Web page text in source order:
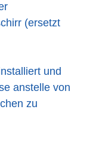
(ersetzt
und
anstelle von
zu